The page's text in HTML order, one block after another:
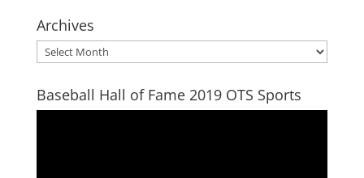
Archives
Archives
Baseball Hall of Fame 2019 OTS Sports